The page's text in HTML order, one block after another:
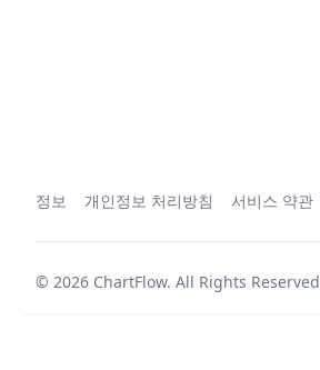
정보 개인정보 처리방침 서비스 약관
© 2026 ChartFlow. All Rights Reserved